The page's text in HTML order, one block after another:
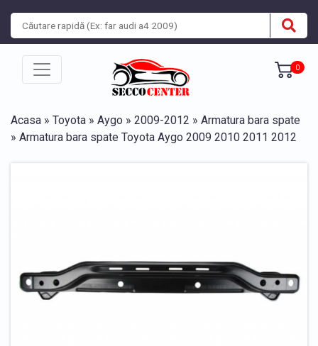
0
Acasa » Toyota » Aygo » 2009-2012 » Armatura bara spate
» Armatura bara spate Toyota Aygo 2009 2010 2011 2012